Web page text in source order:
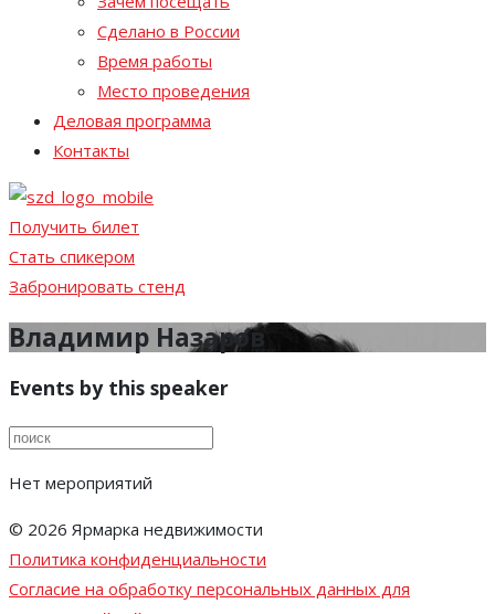
Сделано в России
Время работы
Место проведения
Деловая программа
Контакты
Получить билет
Стать спикером
Забронировать стенд
Владимир Назаров
Events by this speaker
Нет мероприятий
© 2026 Ярмарка недвижимости
Политика конфиденциальности
Согласие на обработку персональных данных для